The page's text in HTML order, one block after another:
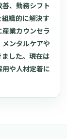
、勤務シフト
織的に解決す
業カウンセラ
ンタルケアや
した。現在は
や人材定着に